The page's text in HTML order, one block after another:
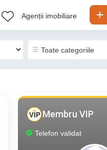
Agenții imobiliare
Membru VIP
Telefon validat